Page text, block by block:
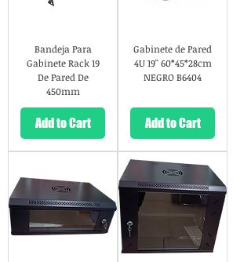
Bandeja Para
Gabinete Rack 19
De Pared De
450mm
Add to Cart
Gabinete de Pared
4U 19'' 60*45*28cm
NEGRO B6404
Add to Cart